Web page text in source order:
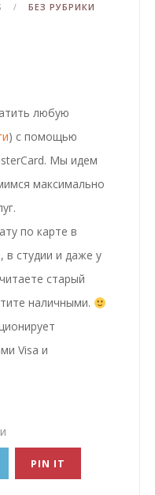
БЕЗ РУБРИКИ
любую
) с помощью
Мы идем
максимально
по карте в
студии и даже у
старый
наличными.
Visa и
PIN IT